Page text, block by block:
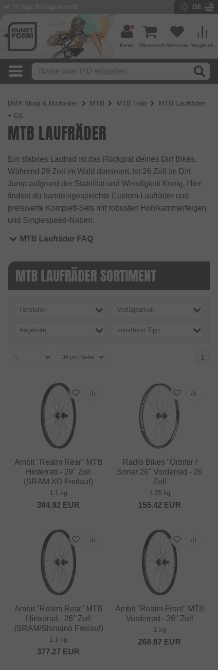
DE
Vergleich
Merkliste
Warenkorb
Konto
BMX Shop & Mailorder MTB MTB Teile
MTB Laufräder
+ Co.
MTB LAUFRÄDER
Ein stabiles Laufrad ist das Rückgrat deines Dirt Bikes.
Während 29 Zoll im Wald dominiert, ist 26 Zoll im Dirt
Jump aufgrund der Stabilität und Wendigkeit König. Hier
findest du handeingespeichte Custom-Laufräder und
preiswerte Komplett-Sets mit robusten Hohlkammerfelgen
und Singlespeed-Naben.
MTB Laufräder FAQ
MTB LAUFRÄDER SORTIMENT
Hersteller Verfügbarkeit
Angebote kunstform Tipp
1
Ambit "Realm Rear" MTB
Hinterrad - 29" Zoll
(SRAM XD Freilauf)
1.1 kg
394.92 EUR
Radio Bikes "Orbiter /
Sonar 26" Vorderrad - 26
Zoll
1.25 kg
155.42 EUR
Ambit "Realm Rear" MTB
Hinterrad - 26" Zoll
(SRAM/Shimano Freilauf)
1.1 kg
377.27 EUR
Ambit "Realm Front" MTB
Vorderrad - 26" Zoll
1 kg
268.87 EUR